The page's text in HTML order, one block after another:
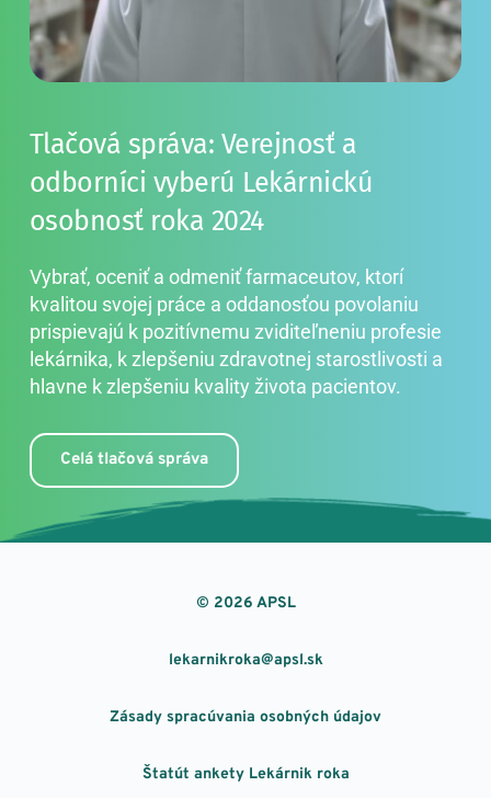
Tlačová správa: Verejnosť a
odborníci vyberú Lekárnickú
osobnosť roka 2024
Vybrať, oceniť a odmeniť farmaceutov, ktorí
kvalitou svojej práce a oddanosťou povolaniu
prispievajú k pozitívnemu zviditeľneniu profesie
lekárnika, k zlepšeniu zdravotnej starostlivosti a
hlavne k zlepšeniu kvality života pacientov.
Celá tlačová správa
© 2026 APSL
lekarnikroka@apsl.sk
Zásady spracúvania osobných údajov
Štatút ankety Lekárnik roka